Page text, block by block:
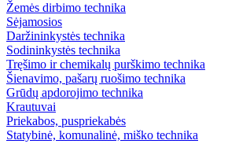
Žemės dirbimo technika
Sėjamosios
Daržininkystės technika
Sodininkystės technika
Tręšimo ir chemikalų purškimo technika
Šienavimo, pašarų ruošimo technika
Grūdų apdorojimo technika
Krautuvai
Priekabos, puspriekabės
Statybinė, komunalinė, miško technika